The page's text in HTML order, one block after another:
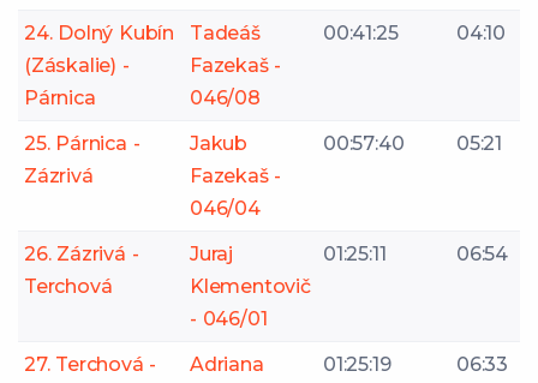
24. Dolný Kubín
(Záskalie) -
Párnica
Tadeáš
Fazekaš -
046/08
00:41:25 04:10
25. Párnica -
Zázrivá
Jakub
Fazekaš -
046/04
00:57:40 05:21
26. Zázrivá -
Terchová
Juraj
Klementovič
- 046/01
01:25:11 06:54
27. Terchová -
Adriana
01:25:19 06:33